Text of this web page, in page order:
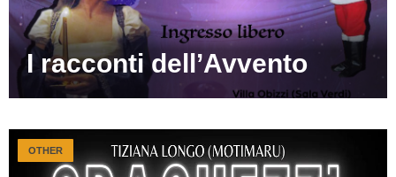
I racconti dell’Avvento
OTHER